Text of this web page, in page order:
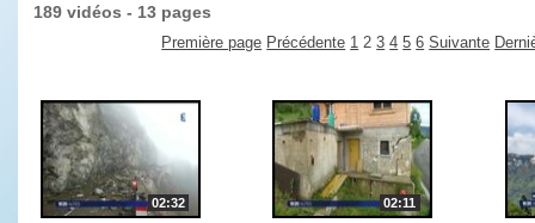
189 vidéos - 13 pages
Première page Précédente 1 2 3 4 5 6 Suivante
02:32 02:11